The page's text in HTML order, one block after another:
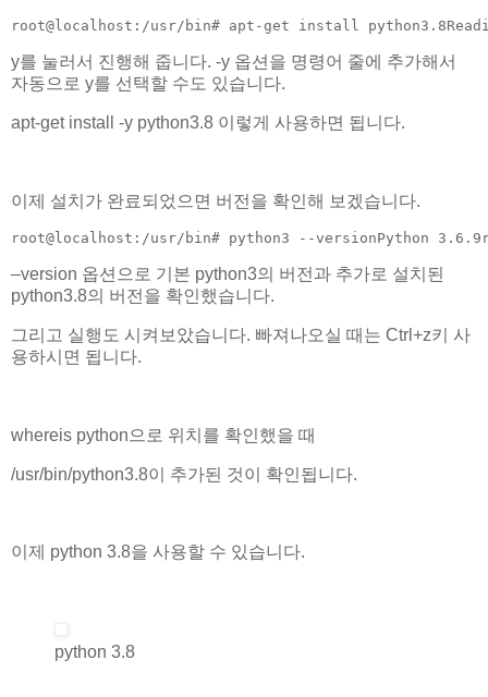
root@localhost:/usr/bin# apt-get install
y를 눌러서 진행해 줍니다. -y 옵션을 명령어 줄에 추가해서
자동으로 y를 선택할 수도 있습니다.
apt-get install -y python3.8 이렇게 사용하면 됩니다.
이제 설치가 완료되었으면 버전을 확인해 보겠습니다.
root@localhost:/usr/bin# python3 --versionPython
–version 옵션으로 기본 python3의 버전과 추가로 설치된
python3.8의 버전을 확인했습니다.
그리고 실행도 시켜보았습니다. 빠져나오실 때는 Ctrl+z키 사
용하시면 됩니다.
whereis python으로 위치를 확인했을 때
/usr/bin/python3.8이 추가된 것이 확인됩니다.
이제 python 3.8을 사용할 수 있습니다.
python 3.8